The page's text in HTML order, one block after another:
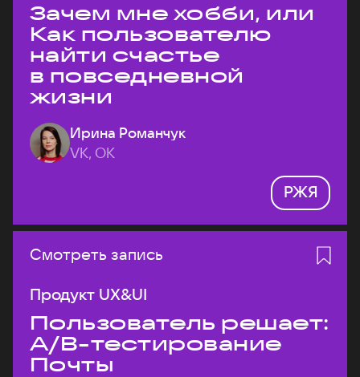
Зачем мне хобби, или
Как пользователю
найти счастье
в повседневной
жизни
Ирина Романчук
VK, ОК
РЖЯ
Смотреть запись
Продукт UX&UI
Пользователь решает:
A/B-тестирование
Почты